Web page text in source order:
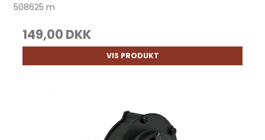
508625 m
149,00 DKK
VIS PRODUKT